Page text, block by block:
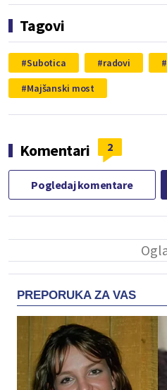
Tagovi
Subotica radovi
Majšanski most
Komentari 2
Pogledaj komentare
PREPORUKA ZA VAS